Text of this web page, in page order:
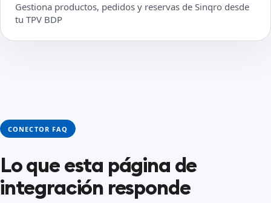
Gestiona productos, pedidos y reservas de Sinqro desde
tu TPV BDP
CONECTOR FAQ
Lo que esta página de
integración responde